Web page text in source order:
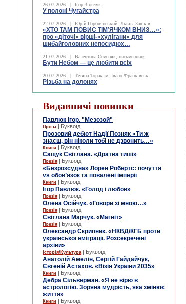
26.07.2026 | Ігор Зіньчук
У полоні Чугайстра
22.07.2026 | Юрій Горблянський, Львів–Зашків
«ХТО ТАМ ПОВИС ТІМ’ЯЧКОМ ВНИЗ…»:
про «діточі» вірші-«хулігани» для
шибайголовних непосидюх…
21.07.2026 | Валентина Семеняк, письменниця
Бути Небом ― це любити всіх
20.07.2026 | Тетяна Торак, м. Івано-Франківськ
Різьба на долонях
Видавничі новинки
Павлюк Ігор. "Мезозой"
Проза | Буквоїд
Прозовий дебют Надії Позняк «Ти ж
знаєш, він ніколи тобі не дзвонить…»
Книги | Буквоїд
Сащук Світлана. «Дратва тиші»
Поезія | Буквоїд
«Безрозсудна» Лорен Робертс: почуття
vs обов’язок та повалені імперії
Книги | Буквоїд
Ігор Павлюк. «Голод і любов»
Поезія | Буквоїд
Олена Осійчук. «Говори зі мною…»
Поезія | Буквоїд
Світлана Марчук. «Магніт»
Поезія | Буквоїд
Олександр Скрипник. «НКВД/КГБ проти
української еміграції. Розсекречені
архіви»
Історія/Культура | Буквоїд
Анатолій Амелін, Сергій Гайдайчук,
Євгеній Астахов. «Візія України 2035»
Книги | Буквоїд
Дебра Сільверман. «Я не вірю в
астрологію. Зоряна мудрість, яка змінює
життя»
Книги | Буквоїд